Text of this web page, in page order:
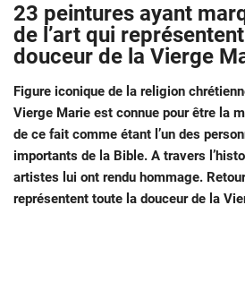
23 peintures ayant
de l’art qui
douceur de la Vierge
Figure iconique de la religion
Vierge Marie est connue pour être la
de ce fait comme étant l’un des
importants de la Bible. A travers
artistes lui ont rendu hommage.
représentent toute la douceur de la